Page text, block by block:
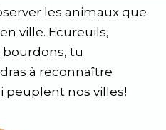
les animaux que
ville. Ecureuils,
bourdons, tu
à reconnaître
peuplent nos villes!